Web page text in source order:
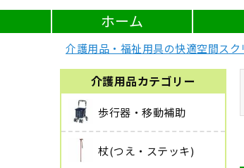
ホーム
介護用品・福祉用具の快適空間スク
介護用品カテゴリー
歩行器・移動補助
杖(つえ・ステッキ)